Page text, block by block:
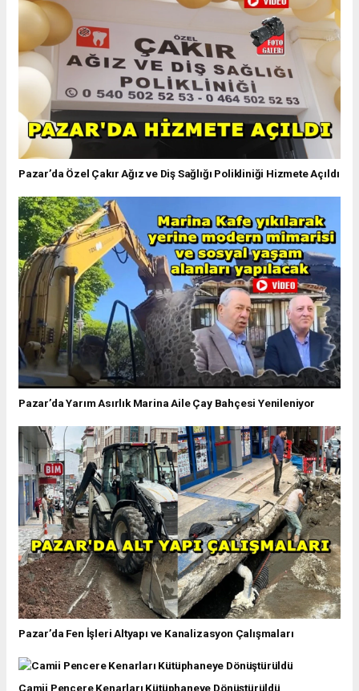
Pazar’da Özel Çakır Ağız ve Diş Sağlığı Polikliniği Hizmete Açıldı
Pazar’da Yarım Asırlık Marina Aile Çay Bahçesi Yenileniyor
Pazar’da Fen İşleri Altyapı ve Kanalizasyon Çalışmaları
Camii Pencere Kenarları Kütüphaneye Dönüştürüldü